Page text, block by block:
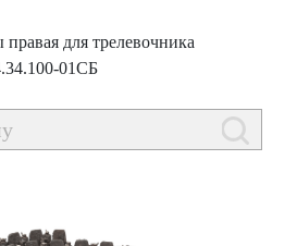
для трелевочника
01СБ